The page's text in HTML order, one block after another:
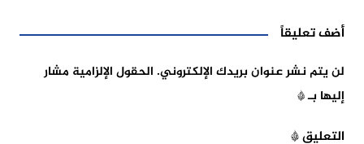
أضف تعليقاً
لن يتم نشر عنوان بريدك الإلكتروني. الحقول الإلزامية مشار
إليها بـ*
التعليق*